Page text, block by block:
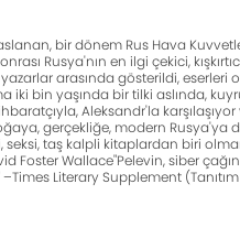
bir dönem Rus Hava
Rusya'nın en ilgi çekici,
arasında gösterildi,
bin yaşında bir tilki aslında,
Aleksandr'la
gerçekliğe, modern
taş kalpli kitaplardan biri
Foster Wallace"Pelevin, siber
Literary Supplement